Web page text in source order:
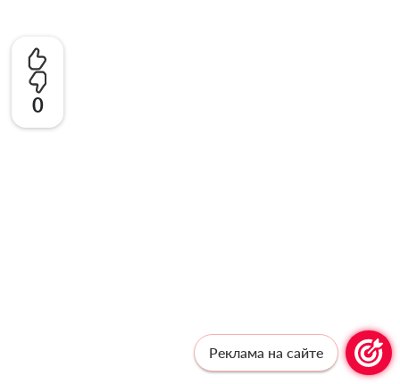
0
Реклама на сайте